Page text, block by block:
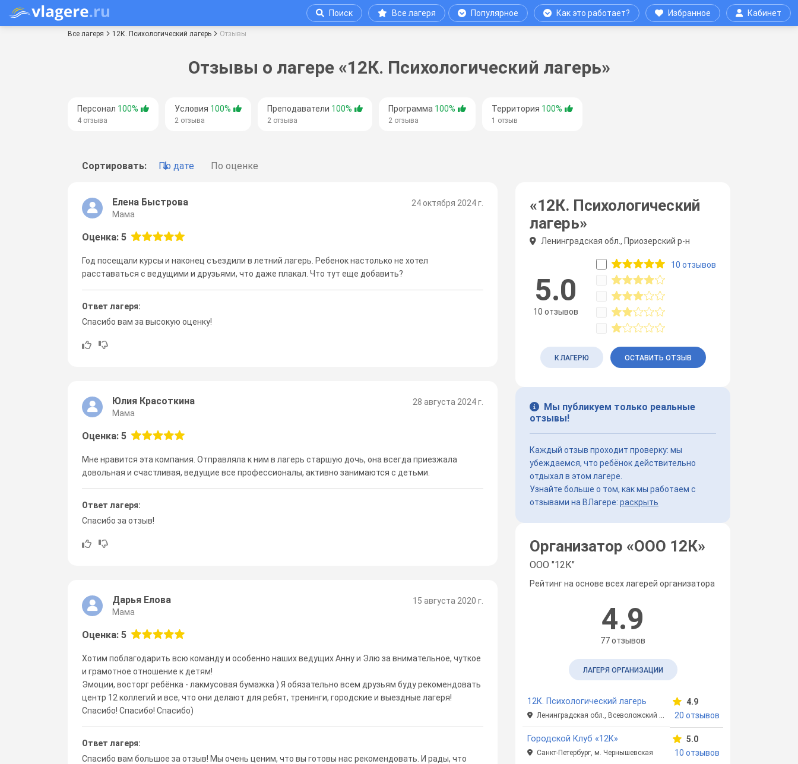
Поиск Все лагеря Популярное Как это работает? Избранное Кабинет
Все лагеря 12К. Психологический лагерь Отзывы
Отзывы о лагере «12К. Психологический лагерь»
Персонал 100%
4 отзыва
Условия 100%
2 отзыва
Преподаватели 100%
2 отзыва
Программа 100%
2 отзыва
Территория 100%
1 отзыв
Сортировать: По дате По оценке
24 октября 2024 г.
Елена Быстрова
Мама
Оценка: 5
Год посещали курсы и наконец съездили в летний лагерь. Ребенок настолько не хотел
расставаться с ведущими и друзьями, что даже плакал. Что тут еще добавить?
Ответ лагеря:
Спасибо вам за высокую оценку!
28 августа 2024 г.
Юлия Красоткина
Мама
Оценка: 5
Мне нравится эта компания. Отправляла к ним в лагерь старшую дочь, она всегда приезжала
довольная и счастливая, ведущие все профессионалы, активно занимаются с детьми.
Ответ лагеря:
Спасибо за отзыв!
15 августа 2020 г.
Дарья Елова
Мама
Оценка: 5
Хотим поблагодарить всю команду и особенно наших ведущих Анну и Элю за внимательное, чуткое
и грамотное отношение к детям!
Эмоции, восторг ребёнка - лакмусовая бумажка ) Я обязательно всем друзьям буду рекомендовать
центр 12 коллегий и все, что они делают для ребят, тренинги, городские и выездные лагеря!
Спасибо! Спасибо! Спасибо)
Ответ лагеря:
Спасибо вам большое за отзыв! Мы очень ценим, что вы готовы нас рекомендовать. И рады, что
«12К. Психологический
лагерь»
Ленинградская обл., Приозерский р-н
5.0
10 отзывов
10 отзывов
К ЛАГЕРЮ ОСТАВИТЬ ОТЗЫВ
Мы публикуем только реальные
отзывы!
Каждый отзыв проходит проверку: мы
убеждаемся, что ребёнок действительно
отдыхал в этом лагере.
Узнайте больше о том, как мы работаем с
отзывами на ВЛагере: раскрыть
Организатор «ООО 12К»
ООО "12К"
Рейтинг на основе всех лагерей организатора
4.9
77 отзывов
ЛАГЕРЯ ОРГАНИЗАЦИИ
12К. Психологический лагерь
Ленинградская обл., Всеволожский р-н
4.9
20 отзывов
Городской Клуб «12К»
Санкт-Петербург, м. Чернышевская
5.0
10 отзывов